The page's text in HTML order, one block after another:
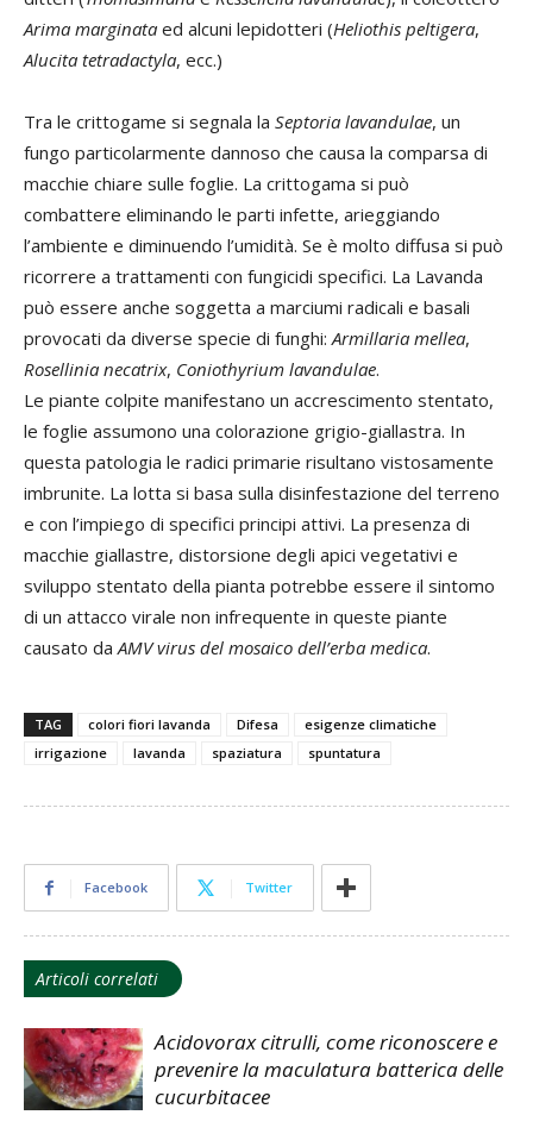
Arima marginata ed alcuni lepidotteri (Heliothis peltigera,
Alucita tetradactyla, ecc.)
Tra le crittogame si segnala la Septoria lavandulae, un
fungo particolarmente dannoso che causa la comparsa di
macchie chiare sulle foglie. La crittogama si può
combattere eliminando le parti infette, arieggiando
l’ambiente e diminuendo l’umidità. Se è molto diffusa si può
ricorrere a trattamenti con fungicidi specifici. La Lavanda
può essere anche soggetta a marciumi radicali e basali
provocati da diverse specie di funghi:Armillaria mellea,
Rosellinia necatrix, Coniothyrium lavandulae.
Le piante colpite manifestano un accrescimento stentato,
le foglie assumono una colorazione grigio-giallastra. In
questa patologia le radici primarie risultano vistosamente
imbrunite. La lotta si basa sulla disinfestazione del terreno
e con l’impiego di specifici principi attivi. La presenza di
macchie giallastre, distorsione degli apici vegetativi e
sviluppo stentato della pianta potrebbe essere il sintomo
di un attacco virale non infrequente in queste piante
causato daAMV virus del mosaico dell’erba medica.
TAG colori fiori lavanda Difesa
esigenze climatiche
irrigazione
lavanda spaziatura spuntatura
Facebook Twitter
Articoli correlati
Acidovorax citrulli, come riconoscere e
prevenire la maculatura batterica delle
cucurbitacee